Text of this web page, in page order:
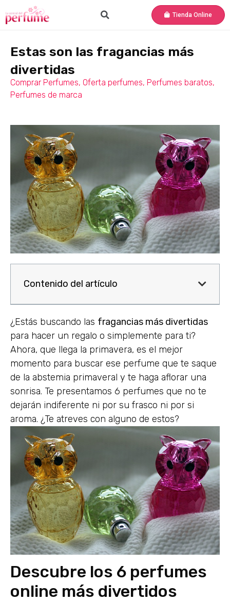
Tienda Online
Estas son las fragancias más
divertidas
Comprar Perfumes, Oferta perfumes, Perfumes baratos,
Perfumes de marca
Contenido del artículo
¿Estás buscando las fragancias más divertidas
para hacer un regalo o simplemente para ti?
Ahora, que llega la primavera, es el mejor
momento para buscar ese perfume que te saque
de la abstemia primaveral y te haga aflorar una
sonrisa. Te presentamos 6 perfumes que no te
dejarán indiferente ni por su frasco ni por si
aroma. ¿Te atreves con alguno de estos?
Descubre los 6 perfumes
online más divertidos